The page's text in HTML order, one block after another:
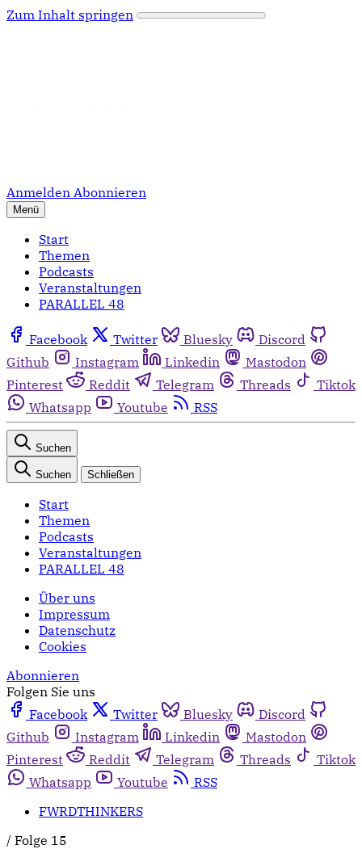
Zum Inhalt springen
Anmelden Abonnieren
Menü
Start
Themen
Podcasts
Veranstaltungen
PARALLEL 48
Facebook Twitter Bluesky
Discord
Github
Instagram Linkedin
Mastodon
Pinterest
Reddit Telegram Threads
Tiktok
Whatsapp
Youtube RSS
Suchen
Suchen Schließen
Start
Themen
Podcasts
Veranstaltungen
PARALLEL 48
Über uns
Impressum
Datenschutz
Cookies
Abonnieren
Folgen Sie uns
Facebook
Twitter Bluesky
Discord
Github
Instagram Linkedin
Mastodon
Pinterest
Reddit Telegram Threads
Tiktok
Whatsapp
Youtube
RSS
FWRDTHINKERS
/ Folge 15